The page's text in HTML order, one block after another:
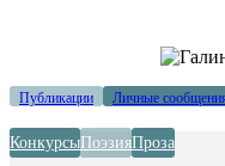
Публикации Личные
КонкурсыПоэзияПроза